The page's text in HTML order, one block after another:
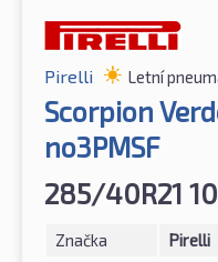
Pirelli Letní
Scorpion
no3PMSF
285/40R21
Značka
Pirelli